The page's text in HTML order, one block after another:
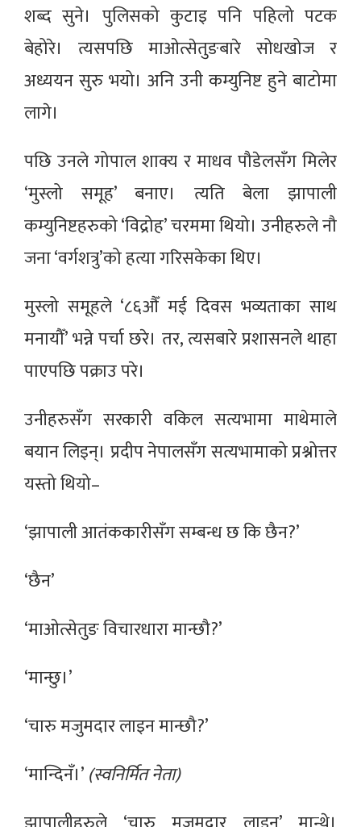
शब्द सुने। पुलिसको कुटाइ पनि पहिलो पटक
बेहोरे। त्यसपछि माओत्सेतुङबारे सोधखोज र
अध्ययन सुरु भयो। अनि उनी कम्युनिष्ट हुने बाटोमा
लागे।
पछि उनले गोपाल शाक्य र माधव पौडेलसँग मिलेर
‘मुस्लो समूह’ बनाए। त्यति बेला झापाली
कम्युनिष्टहरुको ‘विद्रोह’ चरममा थियो। उनीहरुले नौ
जना ‘वर्गशत्रु’को हत्या गरिसकेका थिए।
मुस्लो समूहले ‘८६औँ मई दिवस भव्यताका साथ
मनायौँ’ भन्ने पर्चा छरे। तर, त्यसबारे प्रशासनले थाहा
पाएपछि पक्राउ परे।
उनीहरुसँग सरकारी वकिल सत्यभामा माथेमाले
बयान लिइन्। प्रदीप नेपालसँग सत्यभामाको प्रश्नोत्तर
यस्तो थियो–
‘झापाली आतंककारीसँग सम्बन्ध छ कि छैन?’
‘छैन’
‘माओत्सेतुङ विचारधारा मान्छौ?’
‘मान्छु।’
‘चारु मजुमदार लाइन मान्छौ?’
‘मान्दिनँ।’(स्वनिर्मित नेता)